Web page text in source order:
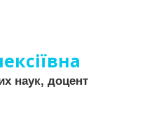
наук, доцент